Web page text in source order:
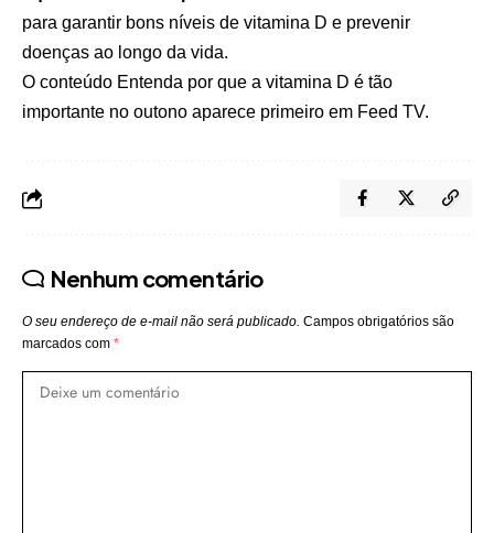
para garantir bons níveis de vitamina D e prevenir
doenças ao longo da vida.
O conteúdo Entenda por que a vitamina D é tão
importante no outono aparece primeiro em Feed TV.
Nenhum comentário
O seu endereço de e-mail não será publicado. Campos obrigatórios são
marcados com *